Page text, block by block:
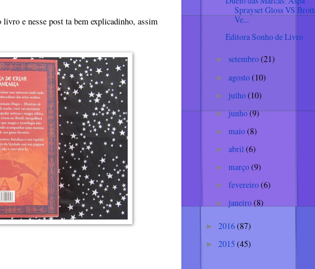
e nesse post ta bem explicadinho, assim
Sprayset Gloss VS
Ve...
Editora Sonho de Livro
► setembro(21)
► agosto(10)
► julho(10)
►junho(9)
► maio(8)
► abril (6)
► março(9)
► fevereiro(6)
► janeiro(8)
► 2016(87)
► 2015 (45)